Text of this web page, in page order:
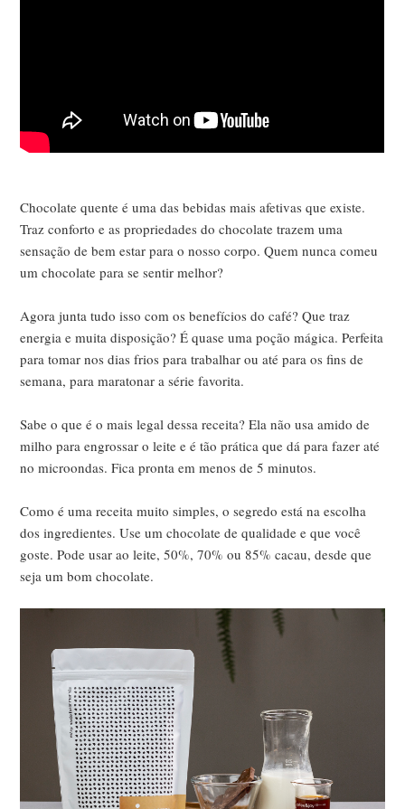
Chocolate quente é uma das bebidas mais afetivas que existe.
Traz conforto e as propriedades do chocolate trazem uma
sensação de bem estar para o nosso corpo. Quem nunca comeu
um chocolate para se sentir melhor?
Agora junta tudo isso com os benefícios do café? Que traz
energia e muita disposição? É quase uma poção mágica. Perfeita
para tomar nos dias frios para trabalhar ou até para os fins de
semana, para maratonar a série favorita.
Sabe o que é o mais legal dessa receita? Ela não usa amido de
milho para engrossar o leite e é tão prática que dá para fazer até
no microondas. Fica pronta em menos de 5 minutos.
Como é uma receita muito simples, o segredo está na escolha
dos ingredientes. Use um chocolate de qualidade e que você
goste. Pode usar ao leite, 50%, 70% ou 85% cacau, desde que
seja um bom chocolate.